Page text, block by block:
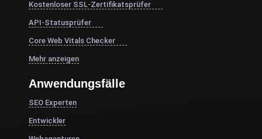
Kostenloser SSL-Zertifikatsprüfer
API-Statusprüfer
Core Web Vitals Checker
Mehr anzeigen
Anwendungsfälle
SEO Experten
Entwickler